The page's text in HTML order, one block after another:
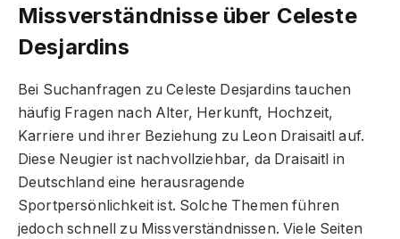
Missverständnisse über Celeste
Desjardins
Bei Suchanfragen zu Celeste Desjardins tauchen
häufig Fragen nach Alter, Herkunft, Hochzeit,
Karriere und ihrer Beziehung zu Leon Draisaitl auf.
Diese Neugier ist nachvollziehbar, da Draisaitl in
Deutschland eine herausragende
Sportpersönlichkeit ist. Solche Themen führen
jedoch schnell zu Missverständnissen. Viele Seiten